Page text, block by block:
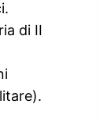
di II